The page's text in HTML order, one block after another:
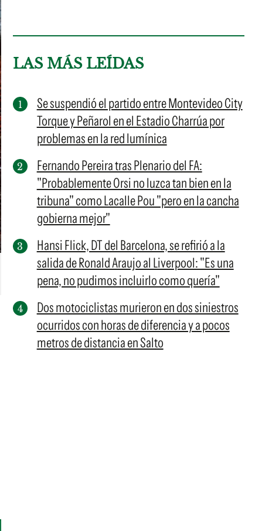
LAS MÁS LEÍDAS
Se suspendió el partido entre Montevideo City
Torque y Peñarol en el Estadio Charrúa por
problemas en la red lumínica
Fernando Pereira tras Plenario del FA:
"Probablemente Orsi no luzca tan bien en la
tribuna" como Lacalle Pou "pero en la cancha
gobierna mejor"
Hansi Flick, DT del Barcelona, se refirió a la
salida de Ronald Araujo al Liverpool: "Es una
pena, no pudimos incluirlo como quería"
Dos motociclistas murieron en dos siniestros
ocurridos con horas de diferencia y a pocos
metros de distancia en Salto